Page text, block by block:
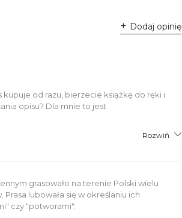
Dodaj opinię
kupuje od razu, bierzecie książkę do ręki i
opisu? Dla mnie to jest
Rozwiń
grasowało na terenie Polski wielu
lubowała się w określaniu ich
czy "potworami".